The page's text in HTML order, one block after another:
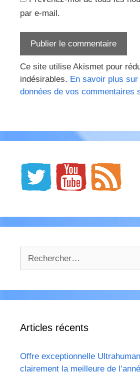
par e-mail.
Ce site utilise Akismet pour
indésirables. En savoir plus
données de vos commentaires
Articles récents
Offre exceptionnelle
clairement la meilleure de